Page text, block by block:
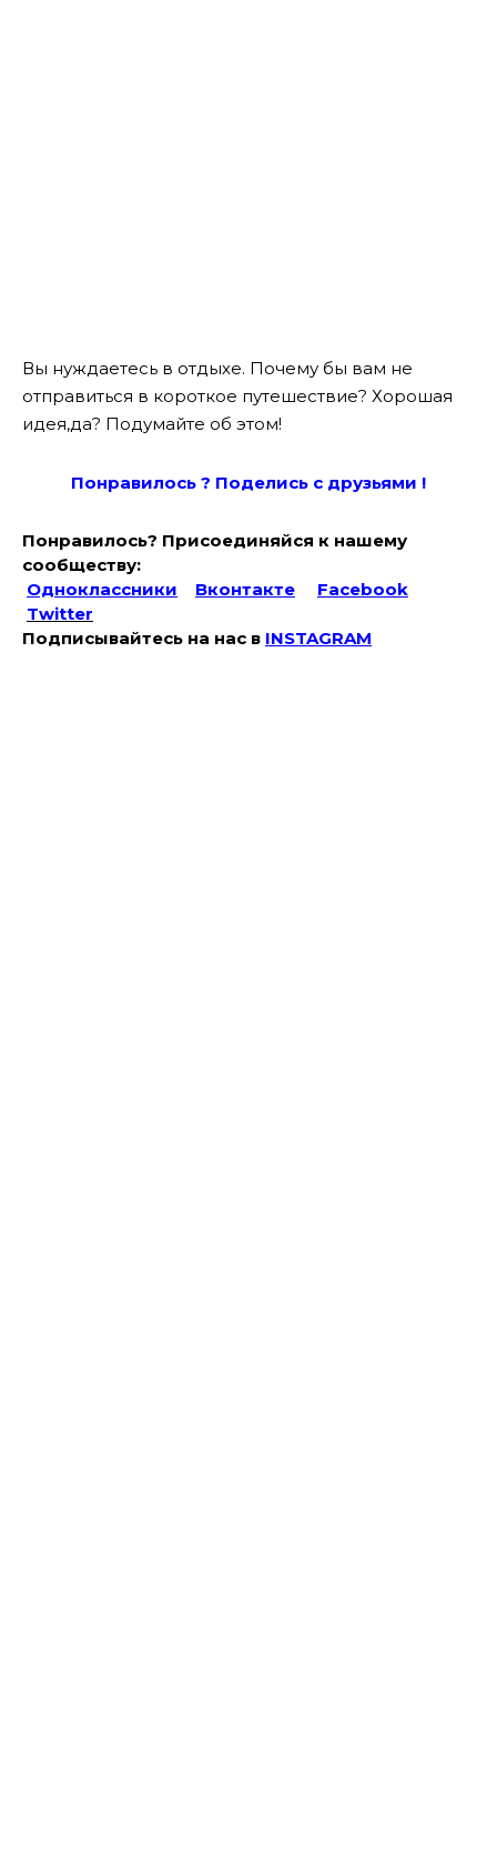
Вы нуждаетесь в отдыхе. Почему бы вам не
отправиться в короткое путешествие? Хорошая
идея,да? Подумайте об этом!
Понравилось ? Поделись с друзьями !
Понравилось? Присоединяйся к нашему
сообществу:
Одноклассники
Вконтакте
Facebook
Twitter
Подписывайтесь на наc в INSTAGRAM